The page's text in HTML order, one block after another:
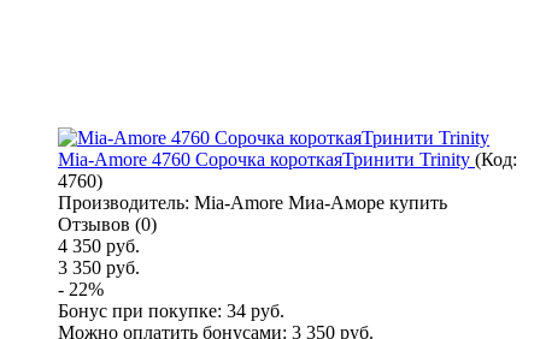
Mia-Amore 4760 Сорочка короткаяТринити Trinity (Код:
4760)
Производитель: Mia-Amore Миа-Аморе купить
Отзывов (0)
4 350 руб.
3 350 руб.
- 22%
Бонус при покупке: 34 руб.
Можно оплатить бонусами: 3 350 руб.